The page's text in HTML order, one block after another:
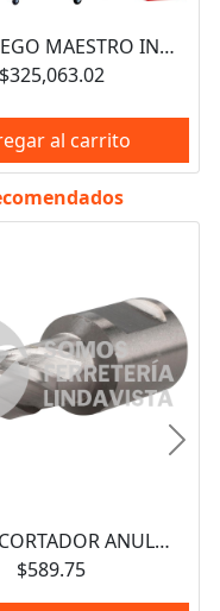
99820 JUEGO MAESTRO INDUSTRIAL COMBINADO 940 PIEZAS, CON GABINETES EX27M5, EX27M6, EX27S6 URREA
$325,063.02
al carrito
COA12 CORTADOR ANULAR 1/2" URREA
$589.75